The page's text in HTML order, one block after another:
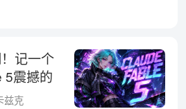
记一个
5震撼的
兹克